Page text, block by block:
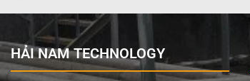
Áp lực tối đa
Đường cấp khí
Đầu hút và đẩy
HẢI NAM TECHNOLOGY